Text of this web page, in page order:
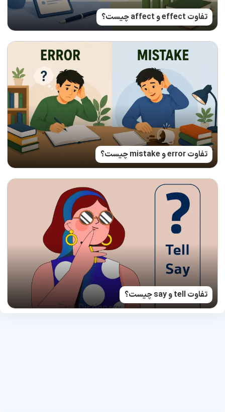
تفاوت effect و affect چیست؟
تفاوت error و mistake چیست؟
تفاوت tell و say چیست؟